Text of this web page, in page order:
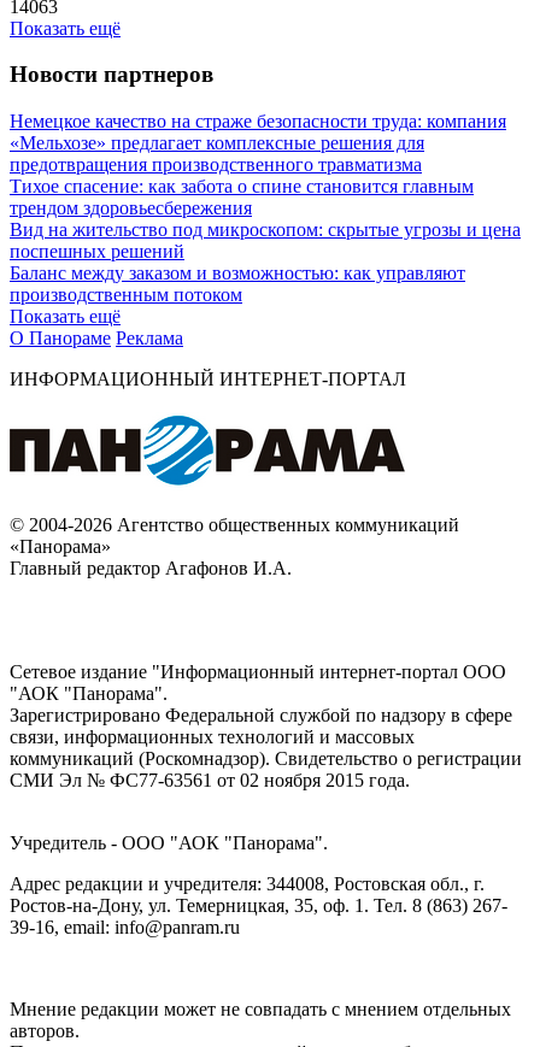
14063
Показать ещё
Новости партнеров
Немецкое качество на страже безопасности труда: компания
«Мельхозе» предлагает комплексные решения для
предотвращения производственного травматизма
Тихое спасение: как забота о спине становится главным
трендом здоровьесбережения
Вид на жительство под микроскопом: скрытые угрозы и цена
поспешных решений
Баланс между заказом и возможностью: как управляют
производственным потоком
Показать ещё
О Панораме Реклама
ИНФОРМАЦИОННЫЙ ИНТЕРНЕТ-ПОРТАЛ
© 2004-2026 Агентство общественных коммуникаций
«Панорама»
Главный редактор Агафонов И.А.
Сетевое издание "Информационный интернет-портал ООО
"АОК "Панорама".
Зарегистрировано Федеральной службой по надзору в сфере
связи, информационных технологий и массовых
коммуникаций (Роскомнадзор). Cвидетельство о регистрации
СМИ Эл № ФС77-63561 от 02 ноября 2015 года.
Учредитель - ООО "АОК "Панорама".
Адрес редакции и учредителя: 344008, Ростовская обл., г.
Ростов-на-Дону, ул. Темерницкая, 35, оф. 1. Тел. 8 (863) 267-
39-16, email: info@panram.ru
Мнение редакции может не совпадать с мнением отдельных
авторов.